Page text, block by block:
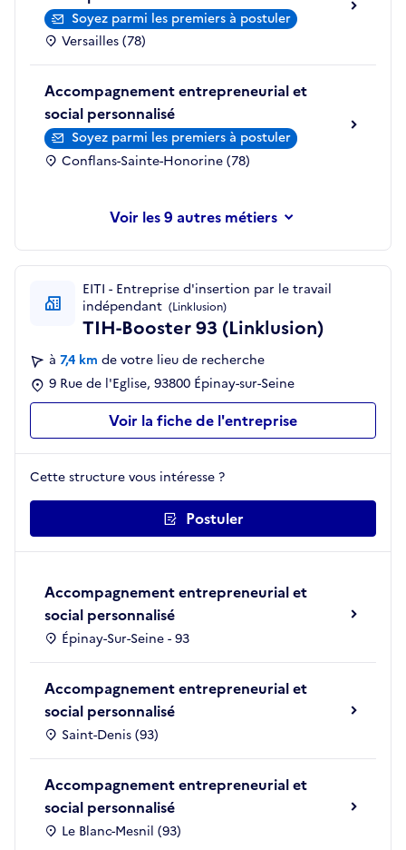
Soyez parmi les premiers à postuler
Versailles (78)
Accompagnement entrepreneurial et
social personnalisé
Soyez parmi les premiers à postuler
Conflans-Sainte-Honorine (78)
les 9 autres métiers
EITI - Entreprise d'insertion par le travail
indépendant (Linklusion)
TIH-Booster 93 (Linklusion)
à 7,4 km de votre lieu de recherche
9 Rue de l'Eglise, 93800 Épinay-sur-Seine
Voir la fiche de l'entreprise
Cette structure vous intéresse ?
Postuler
Accompagnement entrepreneurial et
social personnalisé
Épinay-Sur-Seine - 93
Accompagnement entrepreneurial et
social personnalisé
Saint-Denis (93)
Accompagnement entrepreneurial et
social personnalisé
Le Blanc-Mesnil (93)